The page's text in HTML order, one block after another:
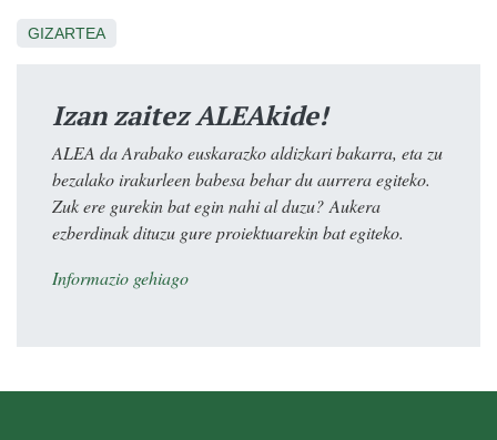
GIZARTEA
Izan zaitez ALEAkide!
ALEA da Arabako euskarazko aldizkari bakarra, eta zu
bezalako irakurleen babesa behar du aurrera egiteko.
Zuk ere gurekin bat egin nahi al duzu? Aukera
ezberdinak dituzu gure proiektuarekin bat egiteko.
Informazio gehiago